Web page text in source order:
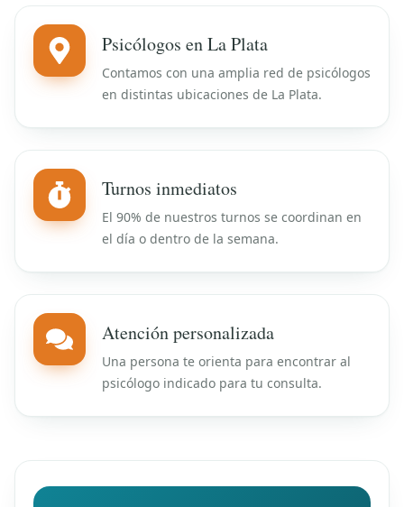
Psicólogos en La Plata
Contamos con una amplia red de psicólogos
en distintas ubicaciones de La Plata.
Turnos inmediatos
El 90% de nuestros turnos se coordinan en
el día o dentro de la semana.
Atención personalizada
Una persona te orienta para encontrar al
psicólogo indicado para tu consulta.